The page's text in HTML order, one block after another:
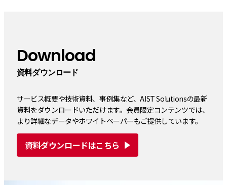
Download
資料ダウンロード
サービス概要や技術資料、事例集など、AIST Solutionsの最新
資料をダウンロードいただけます。会員限定コンテンツでは、
より詳細なデータやホワイトペーパーもご提供しています。
資料ダウンロードはこちら